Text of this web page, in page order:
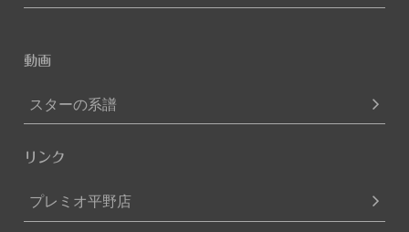
動画
スターの系譜
リンク
プレミオ平野店